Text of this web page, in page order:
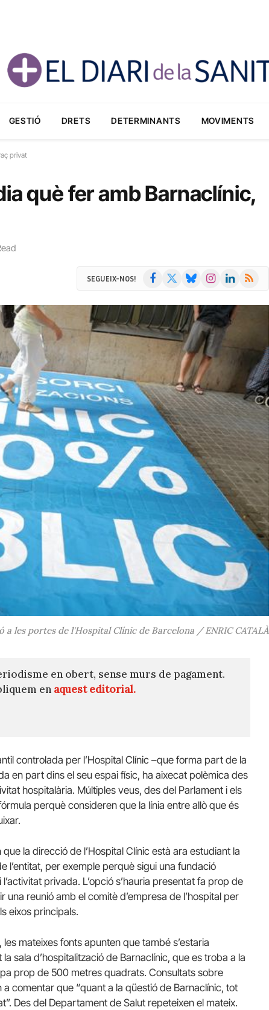
GESTIÓ DRETS DETERMINANTS MOVIMENTS
privat
què fer amb Barnaclínic,
SEGUEIX-NOS! Facebook BlueskyInstagramLinkedIn
RSS
a les portes de l'Hospital Clínic de Barcelona / ENRIC CATALÀ
en obert, sense murs de pagament.
en aquest editorial.
controlada per l’Hospital Clínic –que forma part de la
en part dins el seu espai físic, ha aixecat polèmica des
hospitalària. Múltiples veus, des del Parlament i els
perquè consideren que la línia entre allò que és
la direcció de l’Hospital Clínic està ara estudiant la
l’entitat, per exemple perquè sigui una fundació
privada. L’opció s’hauria presentat fa prop de
reunió amb el comitè d’empresa de l’hospital per
eixos principals.
mateixes fonts apunten que també s’estaria
sala d’hospitalització de Barnaclínic, que es troba a la
prop de 500 metres quadrats. Consultats sobre
comentar que “quant a la qüestió de Barnaclínic, tot
Des del Departament de Salut repeteixen el mateix.